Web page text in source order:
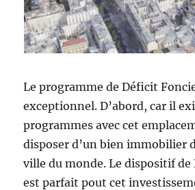
Le programme de Déficit
exceptionnel. D’abord, car il
programmes avec cet
disposer d’un bien immobilier
ville du monde. Le dispositif
est parfait pout cet